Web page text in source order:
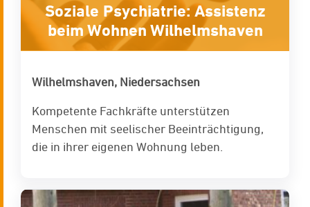
Soziale Psychiatrie: Assistenz
beim Wohnen Wilhelmshaven
Wilhelmshaven, Niedersachsen
Kompetente Fachkräfte unterstützen
Menschen mit seelischer Beeinträchtigung,
die in ihrer eigenen Wohnung leben.